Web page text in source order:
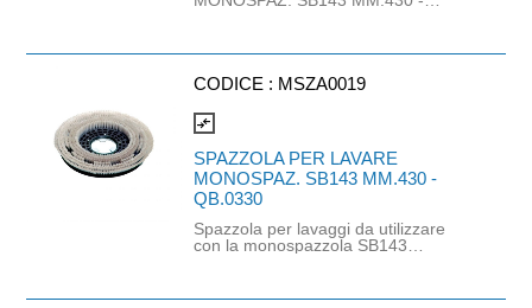
CODICE : MSZA0019
compare_arrows
SPAZZOLA PER LAVARE
MONOSPAZ. SB143 MM.430 -
QB.0330
Spazzola per lavaggi da utilizzare
con la monospazzola SB143